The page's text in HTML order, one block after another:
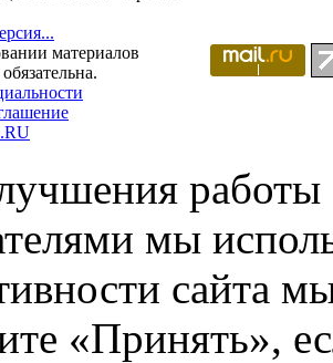
материалов
работы
мы
сайта
«Принять»,